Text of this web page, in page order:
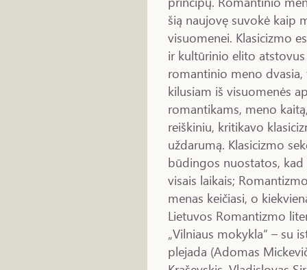
šią naujovę suvokė kaip
visuomenei. Klasicizmo
ir kultūrinio elito
romantinio meno
kilusiam iš visuomenės
romantikams, meno
reiškiniu, kritikavo
uždarumą. Klasicizmo
būdingos nuostatos, kad
visais laikais;
menas keičiasi, o
Lietuvos Romantizmo
„Vilniaus mokykla“ – su
plejada (Adomas